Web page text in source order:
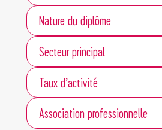
Nature du diplôme
Secteur principal
Taux d’activité
Association professionnelle